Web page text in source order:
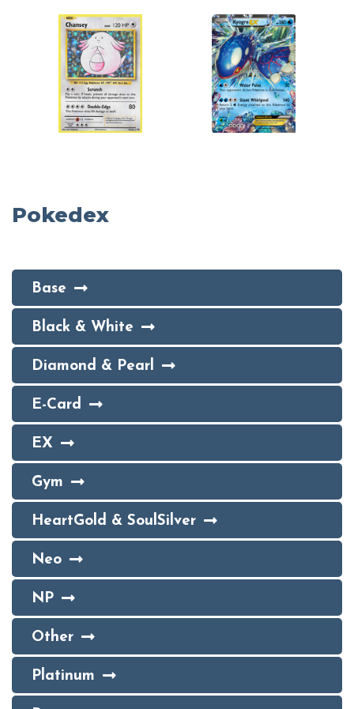
Pokedex
Base
Black & White
Diamond & Pearl
E-Card
EX
Gym
HeartGold & SoulSilver
Neo
NP
Other
Platinum